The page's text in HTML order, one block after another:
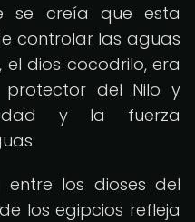
se creía que esta
controlar las aguas
el dios cocodrilo, era
del Nilo y
y la fuerza
entre los dioses del
los egipcios refleja